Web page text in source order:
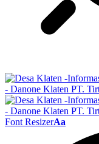
Font ResizerAa